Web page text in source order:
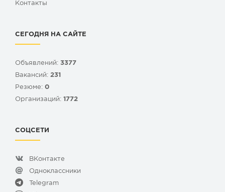
Контакты
СЕГОДНЯ НА САЙТЕ
Объявлений: 3377
Вакансий: 231
Резюме: 0
Организаций: 1772
СОЦСЕТИ
ВКонтакте
Одноклассники
Telegram